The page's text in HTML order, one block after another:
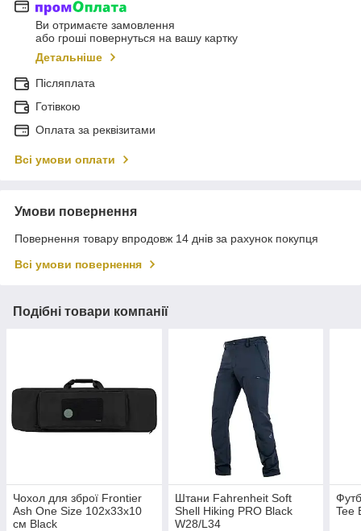
Ви отримаєте замовлення
або гроші повернуться на вашу картку
Детальніше
Післяплата
Готівкою
Оплата за реквізитами
Всі умови оплати
Умови повернення
Повернення товару впродовж 14 днів за рахунок покупця
Всі умови повернення
Подібні товари компанії
Чохол для зброї Frontier
Ash One Size 102x33x10
см Black
Штани Fahrenheit Soft
Shell Hiking PRO Black
W28/L34
Tee